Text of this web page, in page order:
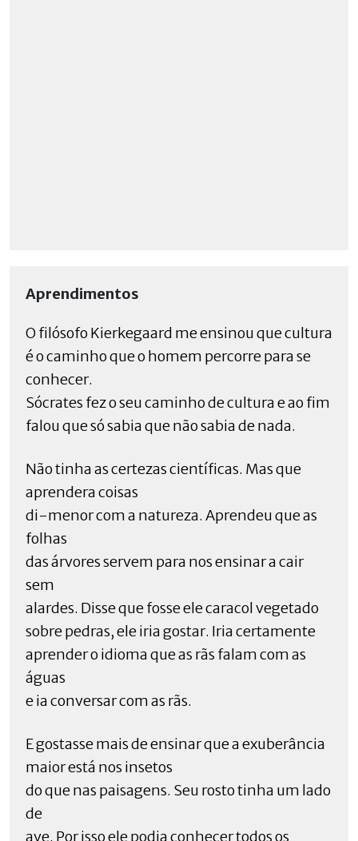
Aprendimentos
O filósofo Kierkegaard me ensinou que cultura
é o caminho que o homem percorre para se
conhecer.
Sócrates fez o seu caminho de cultura e ao fim
falou que só sabia que não sabia de nada.
Não tinha as certezas científicas. Mas que
aprendera coisas
di-menor com a natureza. Aprendeu que as
folhas
das árvores servem para nos ensinar a cair
sem
alardes. Disse que fosse ele caracol vegetado
sobre pedras, ele iria gostar. Iria certamente
aprender o idioma que as rãs falam com as
águas
e ia conversar com as rãs.
E gostasse mais de ensinar que a exuberância
maior está nos insetos
do que nas paisagens. Seu rosto tinha um lado
de
ave. Por isso ele podia conhecer todos os